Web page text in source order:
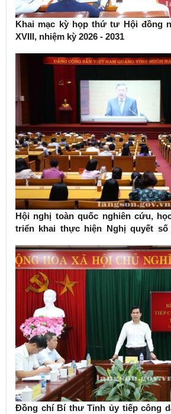
Khai mạc kỳ họp thứ tư Hội đồng
XVIII, nhiệm kỳ 2026 - 2031
Hội nghị toàn quốc nghiên cứu,
triển khai thực hiện Nghị quyết số
Đồng chí Bí thư Tỉnh ủy tiếp công